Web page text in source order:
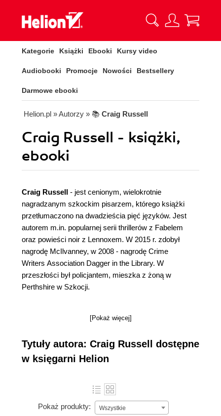
Kategorie Książki Ebooki Kursy video
Audiobooki Promocje Nowości Bestsellery
Darmowe ebooki
Helion.pl » Autorzy » 📚 Craig Russell
Craig Russell - książki,
ebooki
Craig Russell - jest cenionym, wielokrotnie
nagradzanym szkockim pisarzem, którego książki
przetłumaczono na dwadzieścia pięć języków. Jest
autorem m.in. popularnej serii thrillerów z Fabelem
oraz powieści noir z Lennoxem. W 2015 r. zdobył
nagrodę McIlvanney, w 2008 - nagrodę Crime
Writers Association Dagger in the Library. W
przeszłości był policjantem, mieszka z żoną w
Perthshire w Szkocji.
[Pokaż więcej]
Tytuły autora: Craig Russell dostępne
w księgarni Helion
Pokaż produkty: Wszystkie